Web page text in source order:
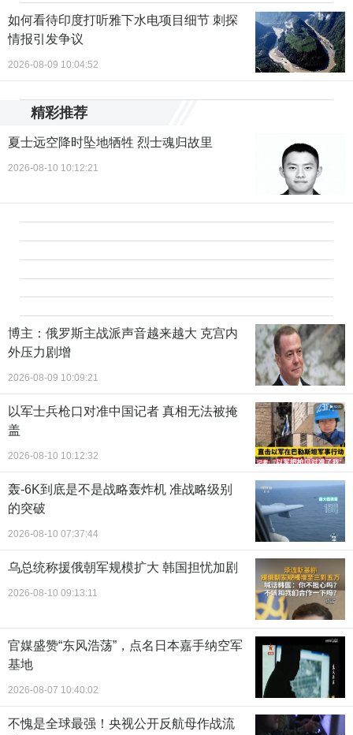
如何看待印度打听雅下水电项目细节 刺探
情报引发争议
2026-08-09 10:04:52
精彩推荐
夏士远空降时坠地牺牲 烈士魂归故里
2026-08-10 10:12:21
博主：俄罗斯主战派声音越来越大 克宫内
外压力剧增
2026-08-09 10:09:21
以军士兵枪口对准中国记者 真相无法被掩
盖
2026-08-10 10:12:32
轰-6K到底是不是战略轰炸机 准战略级别
的突破
2026-08-10 07:37:44
乌总统称援俄朝军规模扩大 韩国担忧加剧
2026-08-10 09:13:11
官媒盛赞“东风浩荡”，点名日本嘉手纳空军
基地
2026-08-07 10:40:02
不愧是全球最强！央视公开反航母作战流